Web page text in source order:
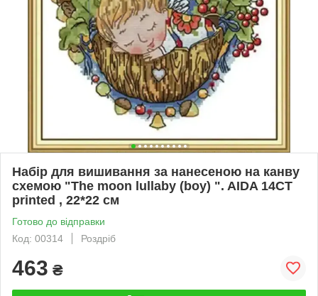
Набір для вишивання за нанесеною на канву
схемою "The moon lullaby (boy) ". AIDA 14CT
printed , 22*22 см
Готово до відправки
Код: 00314
Роздріб
463 ₴